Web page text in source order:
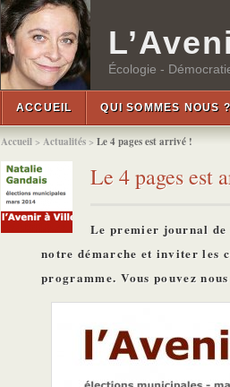
Écologie -
ACCUEIL QUI SOMMES NOUS ?
Accueil > Actualités > Le 4 pages est arrivé !
Le 4 pages est
Le premier journal de
notre démarche et inviter les
programme. Vous pouvez